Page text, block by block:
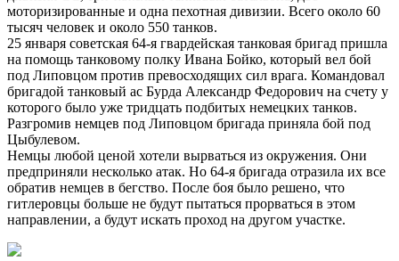
моторизированные и одна пехотная дивизии. Всего около 60
тысяч человек и около 550 танков.
25 января советская 64-я гвардейская танковая бригад пришла
на помощь танковому полку Ивана Бойко, который вел бой
под Липовцом против превосходящих сил врага. Командовал
бригадой танковый ас Бурда Александр Федорович на счету у
которого было уже тридцать подбитых немецких танков.
Разгромив немцев под Липовцом бригада приняла бой под
Цыбулевом.
Немцы любой ценой хотели вырваться из окружения. Они
предприняли несколько атак. Но 64-я бригада отразила их все
обратив немцев в бегство. После боя было решено, что
гитлеровцы больше не будут пытаться прорваться в этом
направлении, а будут искать проход на другом участке.